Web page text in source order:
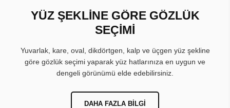
YÜZ ŞEKLİNE GÖRE GÖZLÜK
SEÇİMİ
Yuvarlak, kare, oval, dikdörtgen, kalp ve üçgen yüz şekline
göre gözlük seçimi yaparak yüz hatlarınıza en uygun ve
dengeli görünümü elde edebilirsiniz.
DAHA FAZLA BILGI